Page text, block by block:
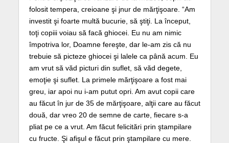
folosit tempera, creioane şi jnur de mărţişoare. “Am
investit şi foarte multă bucurie, să ştiţi. La început,
toţi copiii voiau să facă ghiocei. Eu nu am nimic
împotriva lor, Doamne fereşte, dar le-am zis că nu
trebuie să picteze ghiocei şi lalele ca până acum. Eu
am vrut să văd picturi din suflet, să văd degete,
emoţie şi suflet. La primele mărţişoare a fost mai
greu, iar apoi nu i-am putut opri. Am avut copii care
au făcut în jur de 35 de mărţişoare, alţii care au făcut
două, dar vreo 20 de semne de carte, fiecare s-a
pliat pe ce a vrut. Am făcut felicitări prin ştampilare
cu fructe. Şi afişul e făcut prin ştampilare cu mere.